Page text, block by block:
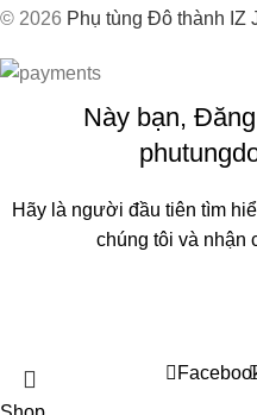
© 2026 Phụ tùng Đô thành IZ
Này bạn,
Hãy là người đầu tiên tìm
chúng tôi và nhận